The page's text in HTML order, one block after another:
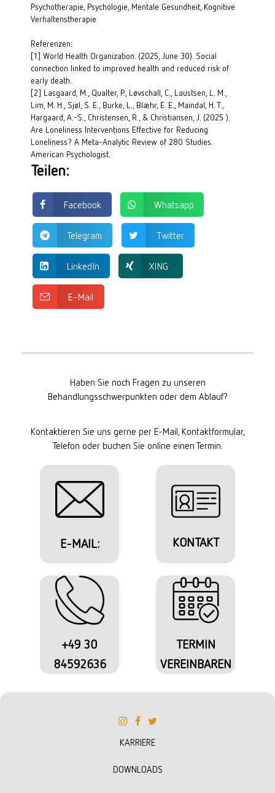
Psychotherapie, Psychologie, Mentale Gesundheit, Kognitive
Verhaltenstherapie
Referenzen:
[1] World Health Organization. (2025, June 30). Social
connection linked to improved health and reduced risk of
early death.
[2] Lasgaard, M., Qualter, P., Løvschall, C., Laustsen, L. M.,
Lim, M. H., Sjøl, S. E., Burke, L., Blæhr, E. E., Maindal, H. T.,
Hargaard, A.-S., Christensen, R., & Christiansen, J. (2025 ).
Are Loneliness Interventions Effective for Reducing
Loneliness? A Meta-Analytic Review of 280 Studies.
American Psychologist.
Teilen:
Facebook Whatsapp
Telegram Twitter
LinkedIn XING
E-Mail
Haben Sie noch Fragen zu unseren
Behandlungsschwerpunkten oder dem Ablauf?
Kontaktieren Sie uns gerne per E-Mail, Kontaktformular,
Telefon oder buchen Sie online einen Termin.
E-MAIL: KONTAKT
+49 30
84592636
TERMIN
VEREINBAREN
KARRIERE
DOWNLOADS